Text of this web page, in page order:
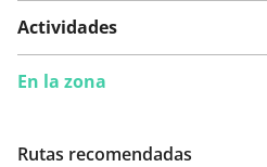
Actividades
En la zona
Rutas recomendadas